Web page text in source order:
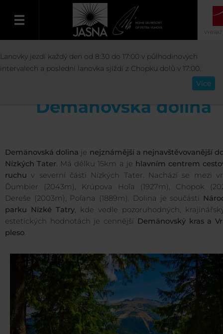
Čeština
VYBRAT
AKTIVITY V REGIÓNE DEMÄNOVSKÁ
Demänovská dolina
Demänovská dolina je nejznámější a nejnavštěvovanější
Nízkých Tater. Má délku 15km a je hlavním centrem
ruchuv severní části Nízkých Tater. Nachází se mezi
Ďumbier (2043m), Krúpova Hoľa (1927m), Chopok
Dereše (2003m), Poľana (1889m). Dolina je součástí
parku Nízké Tatry, kde vedle pozoruhodných,
estetických hodnotách je cennější Demänovský kras a
pleso.
Lanovky jezdí každý den od 8:30 do 17:00 v půlhodinových
intervalech a poslední lanovka sjíždí z Chopku dolů v 17:00.
Více